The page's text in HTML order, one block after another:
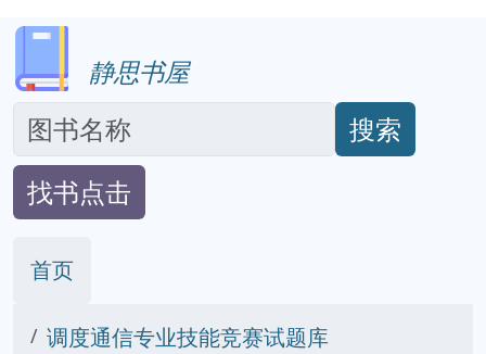
静思书屋
搜索
找书点击
首页
调度通信专业技能竞赛试题库